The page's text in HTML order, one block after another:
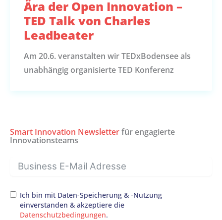
Ära der Open Innovation –
TED Talk von Charles
Leadbeater
Am 20.6. veranstalten wir TEDxBodensee als
unabhängig organisierte TED Konferenz
Smart Innovation Newsletterfür engagierte
Innovationsteams
Ich bin mit Daten-Speicherung & -Nutzung
einverstanden & akzeptiere die
Datenschutzbedingungen.